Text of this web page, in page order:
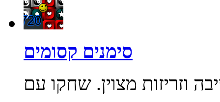
סימנים קסומים